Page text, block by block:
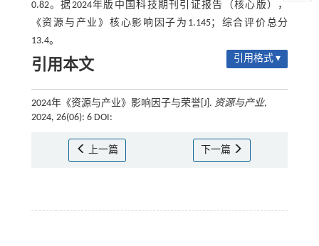
0.82。据2024年版中国科技期刊引证报告（核心版），
《资源与产业》核心影响因子为1.145；综合评价总分
13.4。
引用本文 引用格式 ▾
2024年《资源与产业》影响因子与荣誉[J]. 资源与产业,
2024, 26(06): 6 DOI:
上一篇 下一篇